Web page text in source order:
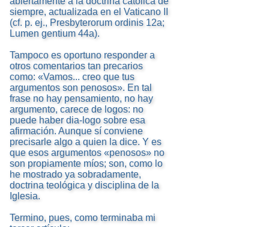
siempre, actualizada en el Vaticano II
(cf. p. ej., Presbyterorum ordinis 12a;
Lumen gentium 44a).
Tampoco es oportuno responder a
otros comentarios tan precarios
como: «Vamos... creo que tus
argumentos son penosos». En tal
frase no hay pensamiento, no hay
argumento, carece de logos: no
puede haber dia-logo sobre esa
afirmación. Aunque sí conviene
precisarle algo a quien la dice. Y es
que esos argumentos «penosos» no
son propiamente míos; son, como lo
he mostrado ya sobradamente,
doctrina teológica y disciplina de la
Iglesia.
Termino, pues, como terminaba mi